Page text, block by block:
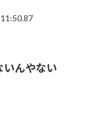
いんやない